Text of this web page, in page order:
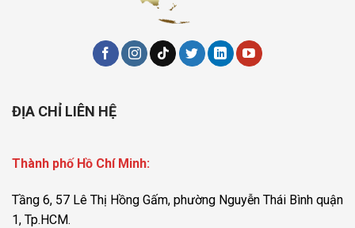
ĐỊA CHỈ LIÊN HỆ
Thành phố Hồ Chí Minh:
Tầng 6, 57 Lê Thị Hồng Gấm, phường Nguyễn Thái Bình quận
1, Tp.HCM.